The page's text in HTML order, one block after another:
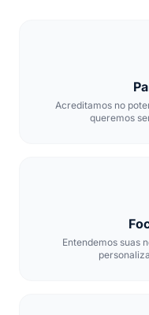
Acreditamos no
queremos
Entendemos suas